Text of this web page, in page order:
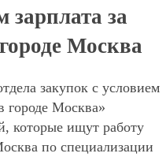
зарплата за
Москва
закупок с условием
городе Москва»
которые ищут работу
по специализации